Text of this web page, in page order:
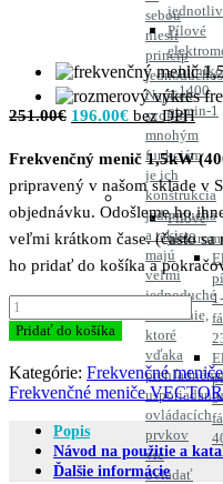
Pílové
–
– 1400
ot.min-1
Pílové
1-
3-
sebou
niesli
princíp
Napriek
svojim
mnohým
funkciám
je ich
konštrukcia
jednoduchá
a takisto
majú
veľmi
jednoduché
ovládanie,
ktoré
vďaka
usporiadaniu
ovládacích
prvkov
vie
ovládať
251.00€ Pôvodná
bola:
251.00€.
196.00€
cena
je:
Frekvenčný menič 1,5kW
pripravený v našom sklade v
objednávku. Odošleme ho
veľmi krátkom čase. (často
ho pridať do košíka a
množstvo
Frekvenčný
menič
1,5kW
(400V)
VECTOR
Pridať do košíka
Kategórie: Frekvenčné meniče
Frekvenčné meniče
Popis
Návod na použitie a
Ďalšie informácie